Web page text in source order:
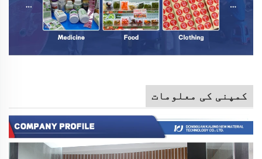
کمپنی کی معلومات